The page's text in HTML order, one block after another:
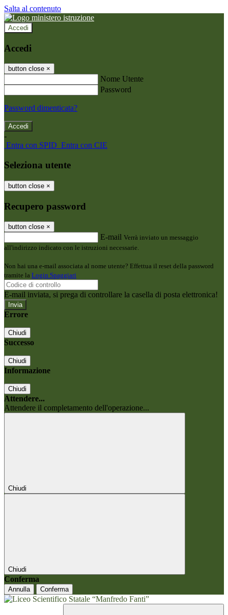
Salta al contenuto
Accedi
Accedi
button close ×
Nome Utente
Password
Password dimenticata?
-
Entra con SPID Entra con CIE
Seleziona utente
button close ×
Recupero password
button close ×
E-mail Verrà inviato un messaggio
all'indirizzo indicato con le istruzioni necessarie.
Non hai una e-mail associata al nome utente? Effettua il reset della password
tramite la Login Spaggiari
E-mail inviata, si prega di controllare la casella di posta elettronica!
Errore
Chiudi
Successo
Chiudi
Informazione
Chiudi
Attendere...
Attendere il completamento dell'operazione...
Chiudi
Chiudi
Conferma
Annulla Conferma